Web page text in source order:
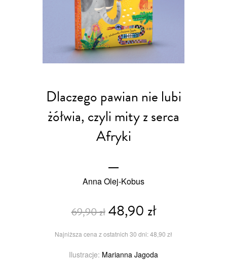
Dlaczego pawian nie lubi
żółwia, czyli mity z serca
Afryki
Anna Olej-Kobus
69,90 zł48,90 zł
Najniższa cena z ostatnich 30 dni: 48,90 zł
Ilustracje: Marianna Jagoda